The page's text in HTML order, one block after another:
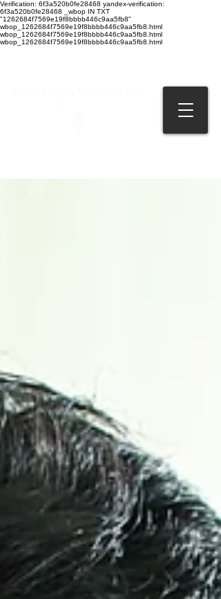
Verification: 6f3a520b0fe28468 yandex-verification:
6f3a520b0fe28468 _wbop IN TXT
"1262684f7569e19f8bbbb446c9aa5fb8"
wbop_1262684f7569e19f8bbbb446c9aa5fb8.html
wbop_1262684f7569e19f8bbbb446c9aa5fb8.html
wbop_1262684f7569e19f8bbbb446c9aa5fb8.html